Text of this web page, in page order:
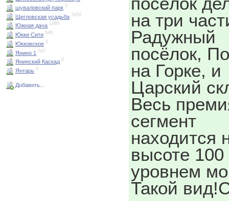
шуваловский парк 0
Щегловская усадьба 7458
Южная дача 1986
Юкки Сити 646
Юкковское 0
Янино 1 547
Янинский Каскад 0
Янтарь 0
Добавить...
на три
Радужный
посёлок,
на Горке, и
Царский
Весь
сегмент
находится
высоте
уровнем
Такой